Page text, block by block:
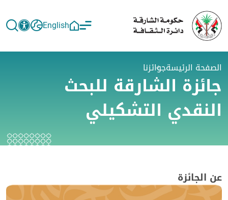
English
الصفحة الرئيسةجوائزنا
جائزة الشارقة للبحث
النقدي التشكيلي
عن الجائزة